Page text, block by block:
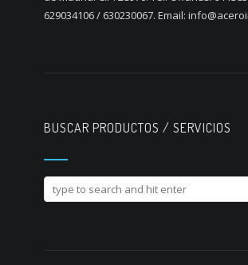
629034106 / 630230067. Email:
BUSCAR PRODUCTOS / SERVICIOS